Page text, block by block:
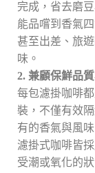
完成，省去磨
能品嚐到香氣
甚至出差、旅
味。
2. 兼顧保鮮品
每包濾掛咖啡
裝，不僅有效
有的香氣與風
濾掛式咖啡皆
受潮或氧化的